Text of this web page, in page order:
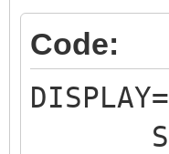
Code: